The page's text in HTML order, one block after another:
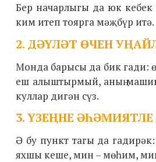
Бер начарлыгы да юк
ким итеп тоярга мәҗбүр итә.
2. ДӘҮЛӘТ ӨЧЕН
Монда барысы да бик гади:
еш алыштырмый, аның
куллар дигән сүз.
3. ҮЗЕҢНЕ
Ә бу пункт тагы да
яхшы кеше, мин – мөһим,